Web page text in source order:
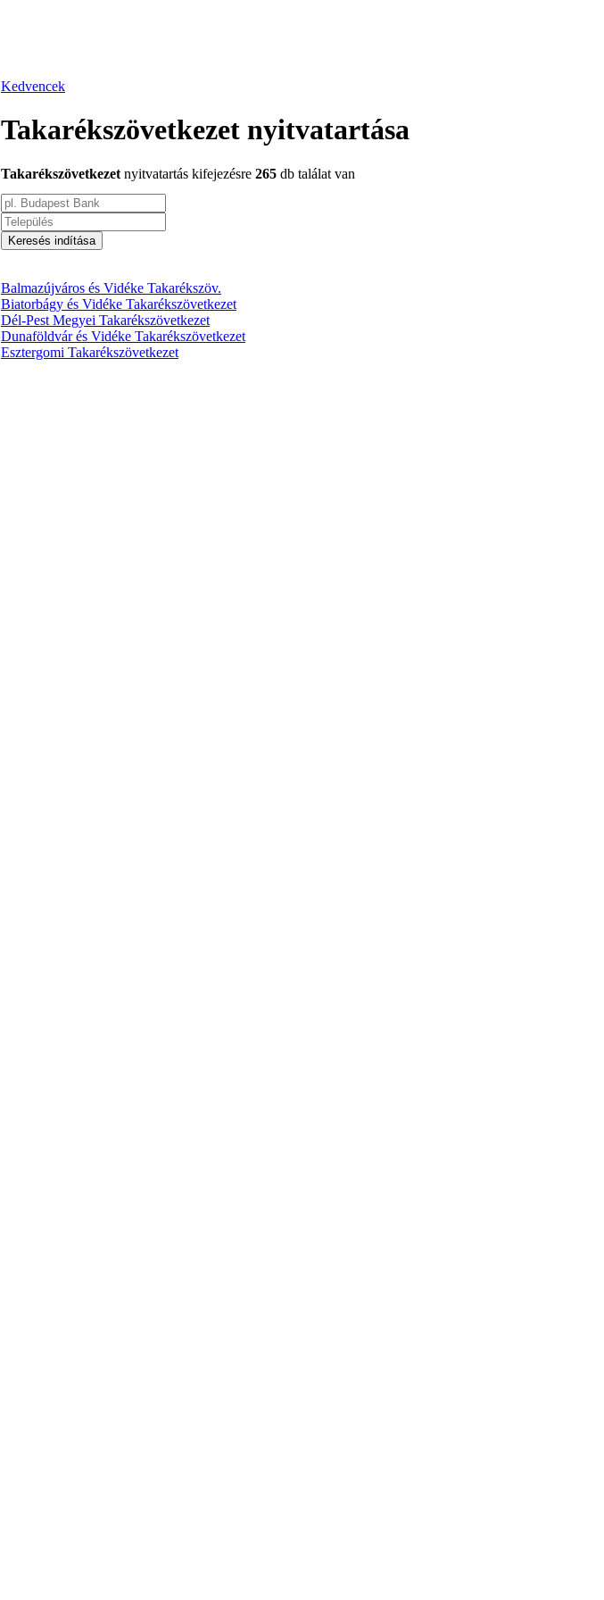
Kedvencek
Takarékszövetkezet nyitvatartása
Takarékszövetkezet nyitvatartás kifejezésre 265 db találat van
Keresés indítása
Balmazújváros és Vidéke Takarékszöv.
Biatorbágy és Vidéke Takarékszövetkezet
Dél-Pest Megyei Takarékszövetkezet
Dunaföldvár és Vidéke Takarékszövetkezet
Esztergomi Takarékszövetkezet